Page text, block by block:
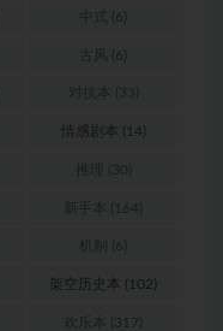
中式 (6)
古风 (6)
对抗本 (33)
情感剧本 (14)
推理 (30)
新手本 (164)
机制 (6)
架空历史本 (102)
欢乐本 (317)